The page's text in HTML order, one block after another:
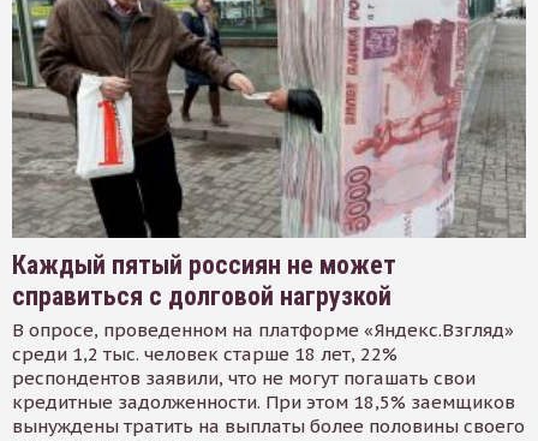
Каждый пятый россиян не может
справиться с долговой нагрузкой
В опросе, проведенном на платформе «Яндекс.Взгляд»
среди 1,2 тыс. человек старше 18 лет, 22%
респондентов заявили, что не могут погашать свои
кредитные задолженности. При этом 18,5% заемщиков
вынуждены тратить на выплаты более половины своего